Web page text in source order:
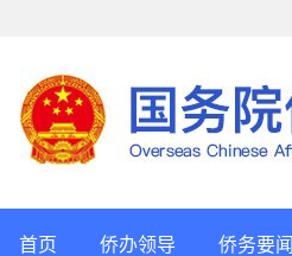
首页 侨办领导 侨务要闻